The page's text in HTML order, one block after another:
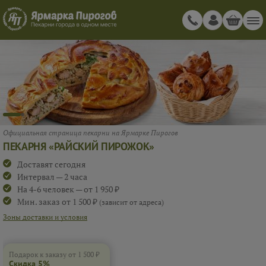
СКИДКА 5%
ПРИ ЗАКАЗЕ ОТ 1 500 ₽
RAISKIY_1
Подарок к заказу от 1 500 ₽
Скидка 5%